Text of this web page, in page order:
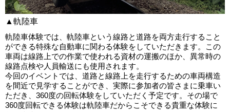
▲軌陸車
軌陸車体験では、軌陸車という線路と道路を両方走行すること
ができる特殊な自動車に関わる体験をしていただきます。この
車両は線路上での作業で使われる資材の運搬のほか、異常時の
線路点検や人員輸送にも使用されます。
今回のイベントでは、道路と線路上を走行するための車両構造
を間近で見学することができ、実際に参加者の皆さまに乗車い
ただき、360度の回転体験をしていただく予定です。その場で
360度回転できる体験は軌陸車だからこそできる貴重な体験に